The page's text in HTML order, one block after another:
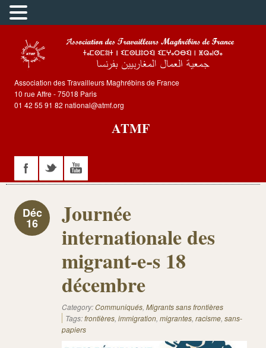
Association des Travailleurs Maghrébins de France
10 rue Affre - 75018 Paris
01 42 55 91 82 national@atmf.org
ATMF
Déc
16
Journée
internationale des
migrant-e-s 18
décembre
Category:Communiqués, Migrants sans frontières
Tags:frontières, immigration, migrantes, racisme, sans-
papiers